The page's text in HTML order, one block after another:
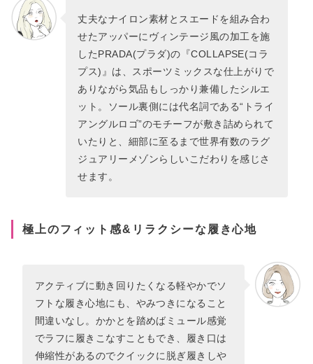
丈夫なナイロン素材とスエードを組み合わ
せたアッパーにヴィンテージ風の加工を施
したPRADA(プラダ)の『COLLAPSE(コラ
プス)』は、スポーツミックスな仕上がりで
ありながら気品もしっかり兼備したシルエ
ット。ソール裏側には代名詞である“トライ
アングルロゴ”のモチーフが敷き詰められて
いたりと、細部に至るまで世界有数のラグ
ジュアリーメゾンらしいこだわりを感じさ
せます。
極上のフィット感&リラクシーな履き心地
アクティブに動き回りたくなる軽やかでソ
フトな履き心地にも、やみつきになること
間違いなし。かかとを踏めばミュール感覚
でラフに履きこなすこともでき、履き口は
伸縮性があるのでクイックに脱ぎ履きしや